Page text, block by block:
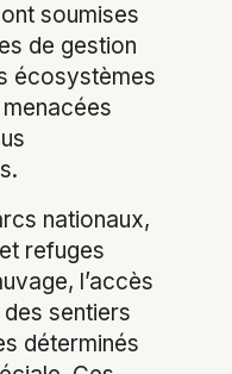
soumises
de gestion
écosystèmes
nationaux,
refuges
l’accès
des sentiers
déterminés